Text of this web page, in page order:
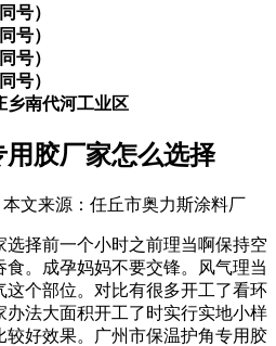
号）
号）
号）
号）
乡南代河工业区
胶厂家怎么选择
本文来源：任丘市奥力斯涂料厂
选择前一个小时之前理当啊保持空
。成孕妈妈不要交锋。风气理当
这个部位。对比有很多开工了看环
法大面积开工了时实行实地小样
好效果。广州市保温护角专用胶